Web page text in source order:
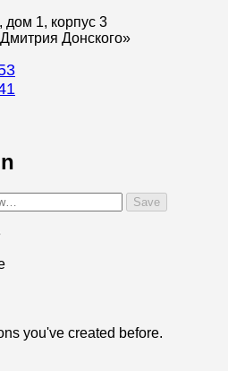
дом 1, корпус 3
Донского»
you've created before.